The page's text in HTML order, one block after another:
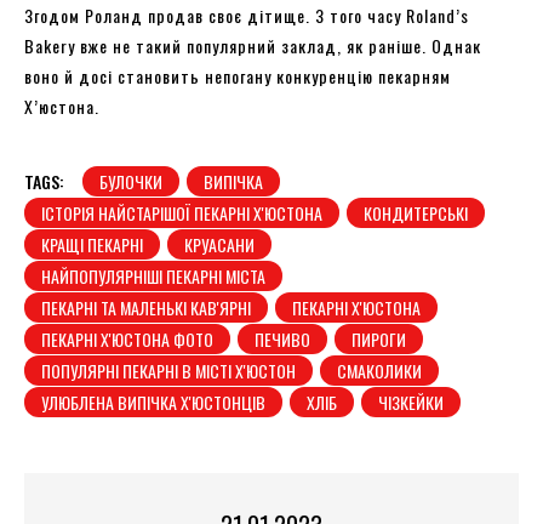
Згодом Роланд продав своє дітище. З того часу Roland’s
Bakery вже не такий популярний заклад, як раніше. Однак
воно й досі становить непогану конкуренцію пекарням
Х’юстона.
TAGS: БУЛОЧКИ
ВИПІЧКА
ІСТОРІЯ НАЙСТАРІШОЇ ПЕКАРНІ Х'ЮСТОНА
КОНДИТЕРСЬКІ
КРАЩІ ПЕКАРНІ
КРУАСАНИ
НАЙПОПУЛЯРНІШІ ПЕКАРНІ МІСТА
ПЕКАРНІ ТА МАЛЕНЬКІ КАВ'ЯРНІ
ПЕКАРНІ Х'ЮСТОНА
ПЕКАРНІ Х'ЮСТОНА ФОТО
ПЕЧИВО
ПИРОГИ
ПОПУЛЯРНІ ПЕКАРНІ В МІСТІ Х'ЮСТОН
СМАКОЛИКИ
УЛЮБЛЕНА ВИПІЧКА Х'ЮСТОНЦІВ
ХЛІБ ЧІЗКЕЙКИ